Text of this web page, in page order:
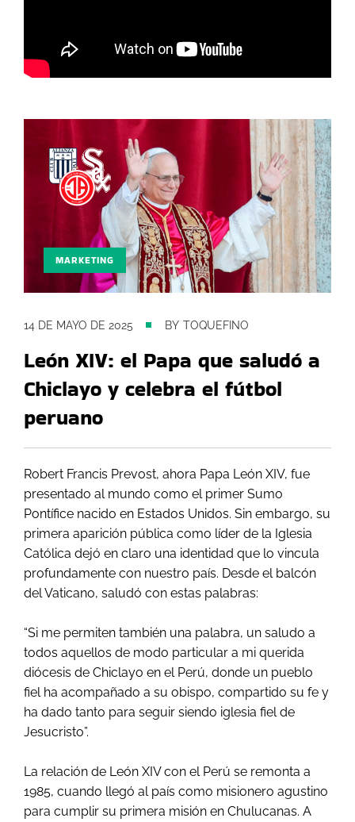
MARKETING
14 DE MAYO DE 2025 BY TOQUEFINO
León XIV: el Papa que saludó a
Chiclayo y celebra el fútbol
peruano
Robert Francis Prevost, ahora Papa León XIV, fue
presentado al mundo como el primer Sumo
Pontífice nacido en Estados Unidos. Sin embargo, su
primera aparición pública como líder de la Iglesia
Católica dejó en claro una identidad que lo vincula
profundamente con nuestro país. Desde el balcón
del Vaticano, saludó con estas palabras:
“Si me permiten también una palabra, un saludo a
todos aquellos de modo particular a mi querida
diócesis de Chiclayo en el Perú, donde un pueblo
fiel ha acompañado a su obispo, compartido su fe y
ha dado tanto para seguir siendo iglesia fiel de
Jesucristo”.
La relación de León XIV con el Perú se remonta a
1985, cuando llegó al país como misionero agustino
para cumplir su primera misión en Chulucanas. A